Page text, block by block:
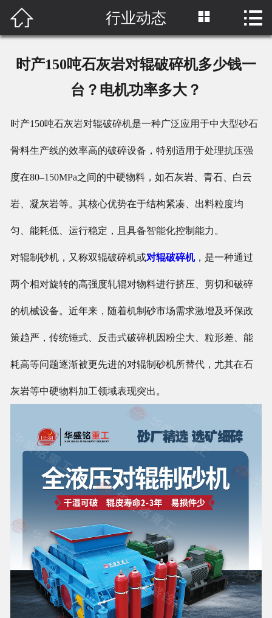
 首页
网络营销
原料视频
联系我们
 行业动态  
时产150吨石灰岩对辊破碎机多少钱一
台？电机功率多大？
时产150吨石灰岩对辊破碎机是一种广泛应用于中大型砂石
骨料生产线的效率高的破碎设备，特别适用于处理抗压强
度在80–150MPa之间的中硬物料，如石灰岩、青石、白云
岩、凝灰岩等。其核心优势在于结构紧凑、出料粒度均
匀、能耗低、运行稳定，且具备智能化控制能力。
对辊制砂机，又称双辊破碎机或对辊破碎机，是一种通过
两个相对旋转的高强度轧辊对物料进行挤压、剪切和破碎
的机械设备。近年来，随着机制砂市场需求激增及环保政
策趋严，传统锤式、反击式破碎机因粉尘大、粒形差、能
耗高等问题逐渐被更先进的对辊制砂机所替代，尤其在石
灰岩等中硬物料加工领域表现突出。